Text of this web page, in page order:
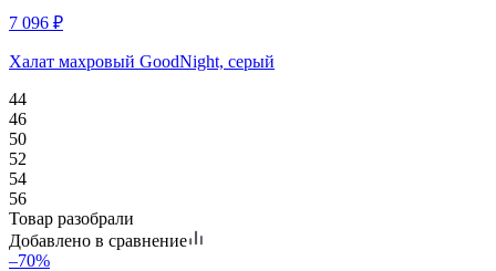
7 096 ₽
Халат махровый GoodNight, серый
44
46
50
52
54
56
Товар разобрали
Добавлено в сравнение
–70%